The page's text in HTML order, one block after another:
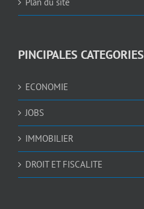
PINCIPALES CATEGORIES
ECONOMIE
JOBS
IMMOBILIER
DROIT ET FISCALITE